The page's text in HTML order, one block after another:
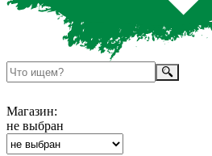
Магазин:
не выбран